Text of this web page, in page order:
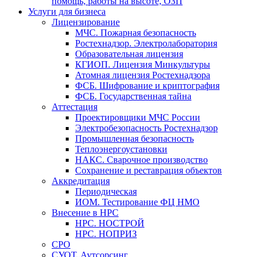
Услуги для бизнеса
Лицензирование
МЧС. Пожарная безопасность
Ростехнадзор. Электролаборатория
Образовательная лицензия
КГИОП. Лицензия Минкультуры
Атомная лицензия Ростехнадзора
ФСБ. Шифрование и криптография
ФСБ. Государственная тайна
Аттестация
Проектировщики МЧС России
Электробезопасность Ростехнадзор
Промышленная безопасность
Теплоэнергоустановки
НАКС. Сварочное производство
Сохранение и реставрация объектов
Аккредитация
Периодическая
ИОМ. Тестирование ФЦ НМО
Внесение в НРС
НРС. НОСТРОЙ
НРС. НОПРИЗ
СРО
СУОТ. Аутсорсинг